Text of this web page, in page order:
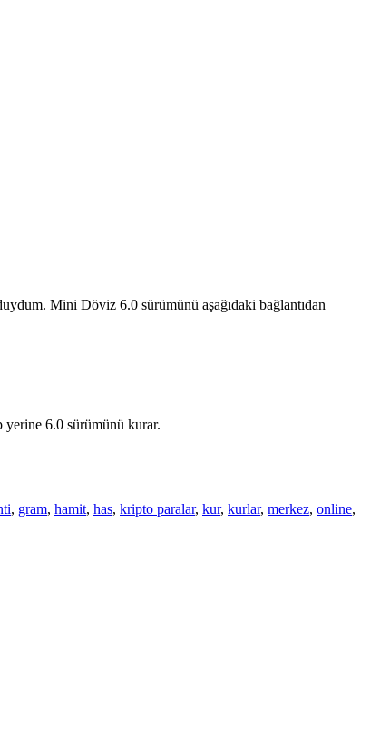
Mini Döviz 6.0 sürümünü aşağıdaki bağlantıdan
yerine 6.0 sürümünü kurar.
, gram, hamit, has, kripto paralar, kur, kurlar, merkez, online,